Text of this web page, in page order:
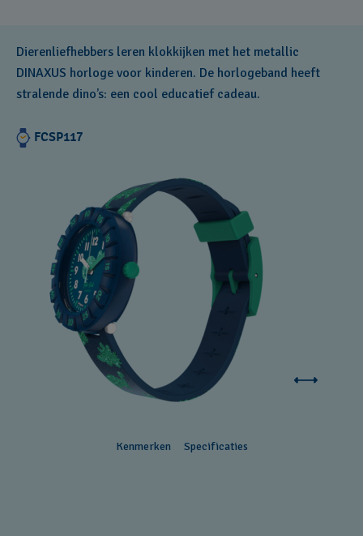
Dierenliefhebbers leren klokkijken met het metallic
DINAXUS horloge voor kinderen. De horlogeband heeft
stralende dino’s: een cool educatief cadeau.
FCSP117
Kenmerken Specificaties